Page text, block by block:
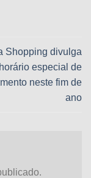
Shopping divulga
horário especial de
neste fim de
ano